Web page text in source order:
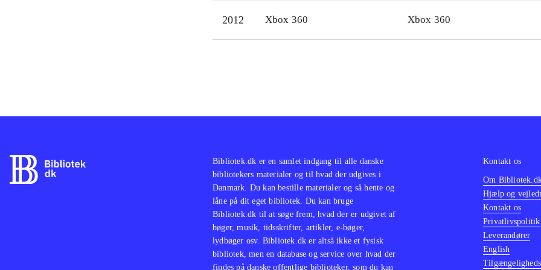
ikke det flotte helhedsindtryk
2012 Xbox 360 Xbox 360
Bibliotek.dk er en samlet indgang til alle danske
bibliotekers materialer og til hvad der udgives i
Danmark. Du kan bestille materialer og så hente og
låne på dit eget bibliotek. Du kan bruge
Bibliotek.dk til at søge frem, hvad der er udgivet af
bøger, musik, tidsskrifter, artikler, e-bøger,
lydbøger osv. Bibliotek.dk er altså ikke et fysisk
bibliotek, men en database og service over hvad der
findes på danske offentlige biblioteker, som du kan
Kontakt os
Om
Hjælp og
Kontakt os
Privatlivspolitik
Leverandører
English